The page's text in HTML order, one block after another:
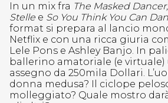
In un mix fra The Masked
Stelle e So You Think You Can
format si prepara al lancio
Netflix e con una ricca giuria
Lele Pons e Ashley Banjo. In
ballerino amatoriale (e
assegno da 250mila Dollari.
donna medusa? Il ciclope
molleggiato? Quale mostro